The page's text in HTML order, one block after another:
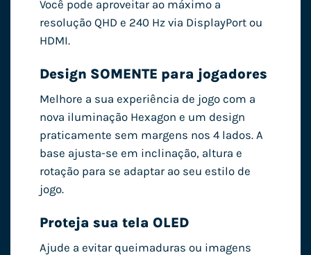
Você pode aproveitar ao máximo a
resolução QHD e 240 Hz via DisplayPort ou
HDMI.
Design SOMENTE para jogadores
Melhore a sua experiência de jogo com a
nova iluminação Hexagon e um design
praticamente sem margens nos 4 lados. A
base ajusta-se em inclinação, altura e
rotação para se adaptar ao seu estilo de
jogo.
Proteja sua tela OLED
Ajude a evitar queimaduras ou imagens